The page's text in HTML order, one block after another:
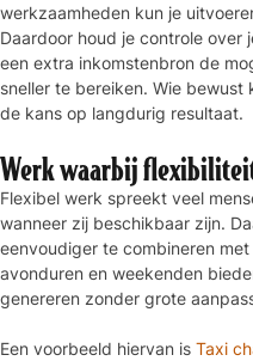
werkzaamheden kun je
Daardoor houd je controle over
een extra inkomstenbron de
sneller te bereiken. Wie
de kans op langdurig resultaat.
Werk waarbij
Flexibel werk spreekt veel
wanneer zij beschikbaar zijn.
eenvoudiger te combineren
avonduren en weekenden
genereren zonder grote
Een voorbeeld hiervan is Taxi